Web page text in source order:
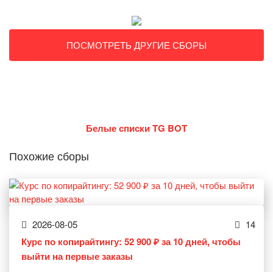
ПОСМОТРЕТЬ ДРУГИЕ СБОРЫ
Белые списки TG BOT
Похожие сборы
2026-08-05 14
Курс по копирайтингу: 52 900 ₽ за 10 дней, чтобы
выйти на первые заказы